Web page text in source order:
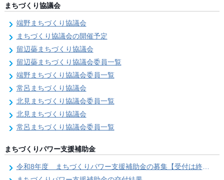
まちづくり協議会
端野まちづくり協議会
まちづくり協議会の開催予定
留辺蘂まちづくり協議会
留辺蘂まちづくり協議会委員一覧
端野まちづくり協議会委員一覧
常呂まちづくり協議会
北見まちづくり協議会委員一覧
北見まちづくり協議会
常呂まちづくり協議会委員一覧
まちづくりパワー支援補助金
令和8年度 まちづくりパワー支援補助金の募集【受付は終了しました。】